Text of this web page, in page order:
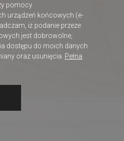
pomocy
urządzeń końcowych (e-
iż podanie przeze
jest dobrowolne,
dostępu do moich danych
oraz usunięcia. Pełna